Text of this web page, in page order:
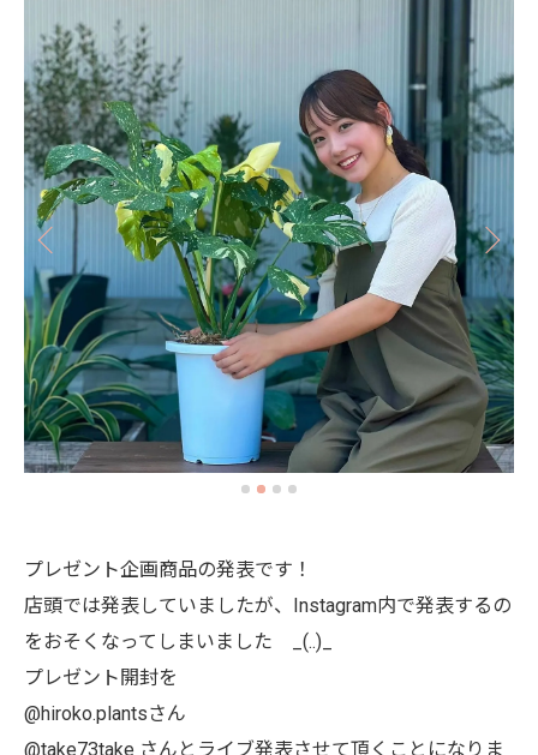
プレゼント企画商品の発表です！
店頭では発表していましたが、Instagram内で発表するの
をおそくなってしまいました _(..)_
プレゼント開封を
@hiroko.plantsさん
@take73take さんとライブ発表させて頂くことになりま